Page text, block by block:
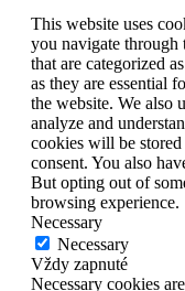
This website uses
you navigate through
that are categorized
as they are essential
the website. We also
analyze and
cookies will be
consent. You also
But opting out of
browsing experience.
Necessary
Necessary
Vždy zapnuté
Necessary cookies